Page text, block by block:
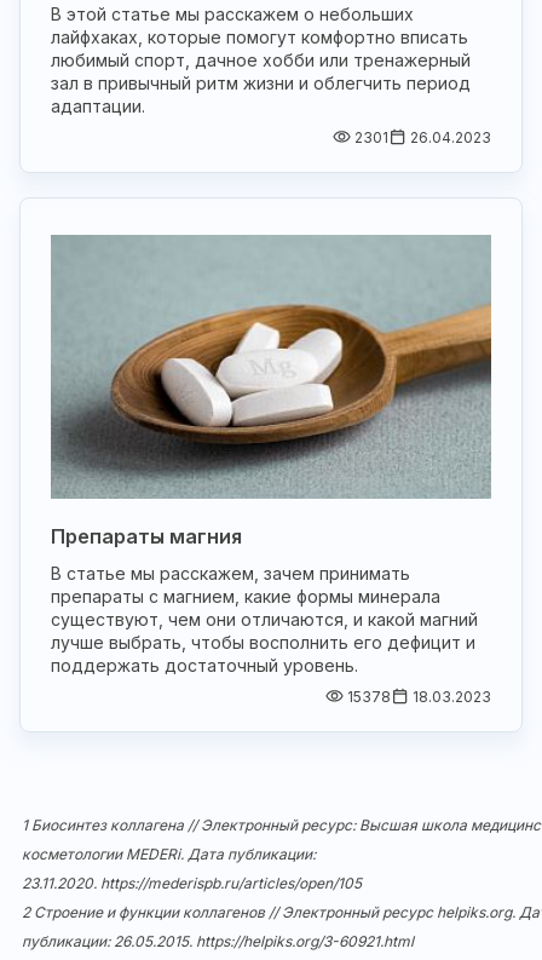
В этой статье мы расскажем о небольших
лайфхаках, которые помогут комфортно вписать
любимый спорт, дачное хобби или тренажерный
зал в привычный ритм жизни и облегчить период
адаптации.
2301 26.04.2023
Препараты магния
В статье мы расскажем, зачем принимать
препараты с магнием, какие формы минерала
существуют, чем они отличаются, и какой магний
лучше выбрать, чтобы восполнить его дефицит и
поддержать достаточный уровень.
15378 18.03.2023
1 Биосинтез коллагена // Электронный ресурс: Высшая школа
косметологии MEDERi. Дата публикации:
23.11.2020. https://mederispb.ru/articles/open/105
2 Строение и функции коллагенов // Электронный ресурс helpiks.org.
публикации: 26.05.2015. https://helpiks.org/3-60921.html